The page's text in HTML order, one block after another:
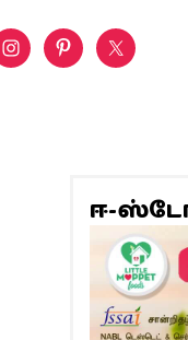
ஈ-